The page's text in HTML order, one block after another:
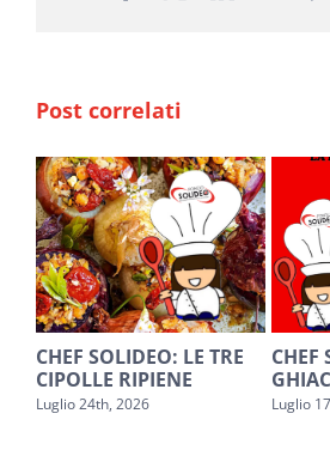
Post correlati
CHEF SOLIDEO: LE TRE
CIPOLLE RIPIENE
Luglio 24th, 2026
CHEF
Luglio